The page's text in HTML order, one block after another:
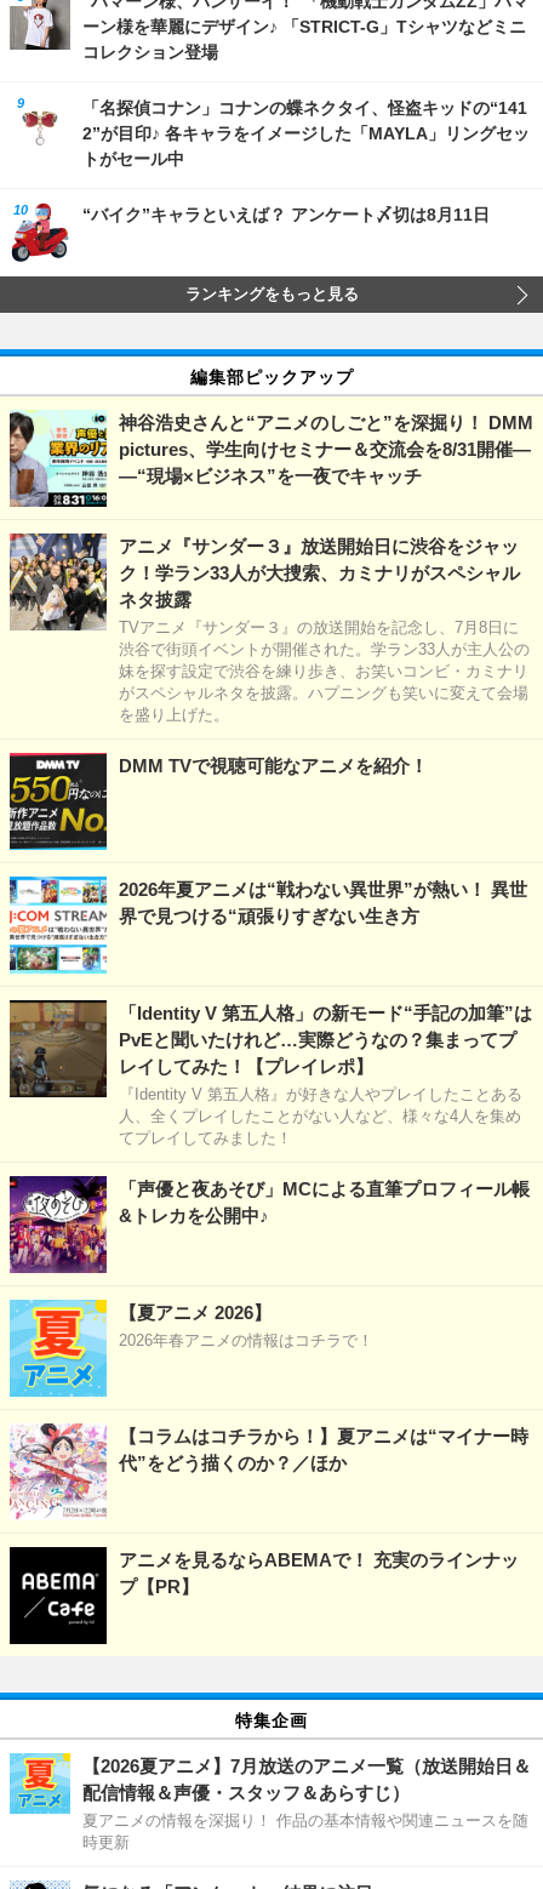
ーン様を華麗にデザイン♪ 「STRICT-G」Tシャツなどミニ
コレクション登場
「名探偵コナン」コナンの蝶ネクタイ、怪盗キッドの“141
2”が目印♪ 各キャラをイメージした「MAYLA」リングセッ
トがセール中
“バイク”キャラといえば？ アンケート〆切は8月11日
ランキングをもっと見る
編集部ピックアップ
神谷浩史さんと“アニメのしごと”を深掘り！ DMM
pictures、学生向けセミナー＆交流会を8/31開催―
―“現場×ビジネス”を一夜でキャッチ
アニメ『サンダー３』放送開始日に渋谷をジャッ
ク！学ラン33人が大捜索、カミナリがスペシャル
ネタ披露
TVアニメ『サンダー３』の放送開始を記念し、7月8日に
渋谷で街頭イベントが開催された。学ラン33人が主人公の
妹を探す設定で渋谷を練り歩き、お笑いコンビ・カミナリ
がスペシャルネタを披露。ハプニングも笑いに変えて会場
を盛り上げた。
DMM TVで視聴可能なアニメを紹介！
2026年夏アニメは“戦わない異世界”が熱い！ 異世
界で見つける“頑張りすぎない生き方
「Identity V 第五人格」の新モード“手記の加筆”は
PvEと聞いたけれど…実際どうなの？集まってプ
レイしてみた！【プレイレポ】
『Identity V 第五人格』が好きな人やプレイしたことある
人、全くプレイしたことがない人など、様々な4人を集め
てプレイしてみました！
「声優と夜あそび」MCによる直筆プロフィール帳
&トレカを公開中♪
【夏アニメ 2026】
2026年春アニメの情報はコチラで！
【コラムはコチラから！】夏アニメは“マイナー時
代”をどう描くのか？／ほか
アニメを見るならABEMAで！ 充実のラインナッ
プ【PR】
特集企画
【2026夏アニメ】7月放送のアニメ一覧（放送開始日＆
配信情報＆声優・スタッフ＆あらすじ）
夏アニメの情報を深掘り！ 作品の基本情報や関連ニュースを随
時更新